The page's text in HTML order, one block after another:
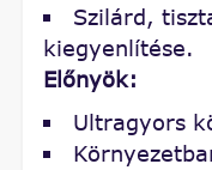
Szilárd,
kiegyenlítése.
Előnyök:
Ultragyors